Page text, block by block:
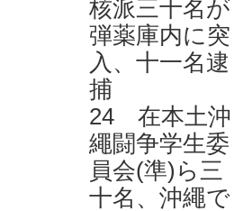
核派三十名が
弾薬庫内に突
入、十一名逮
捕
24 在本土沖
繩闘争学生委
員会(準)ら三
十名、沖繩で